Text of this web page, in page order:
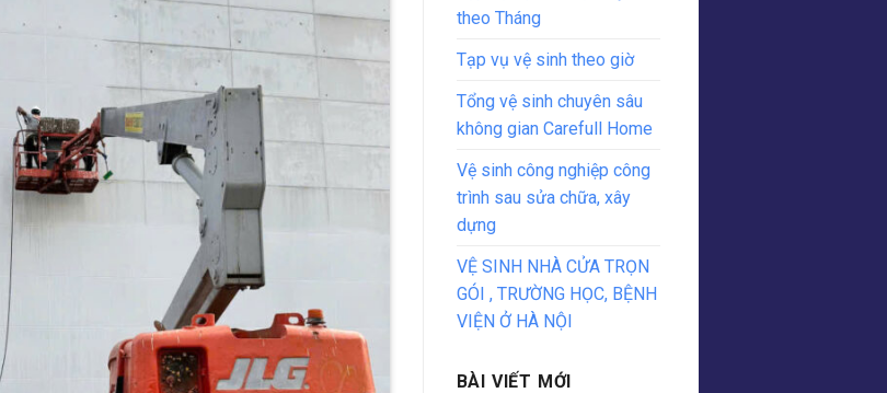
theo Tháng
Tạp vụ vệ sinh theo giờ
Tổng vệ sinh chuyên sâu
không gian Carefull Home
Vệ sinh công nghiệp công
trình sau sửa chữa, xây
dựng
VỆ SINH NHÀ CỬA TRỌN
GÓI , TRƯỜNG HỌC, BỆNH
VIỆN Ở HÀ NỘI
BÀI VIẾT MỚI